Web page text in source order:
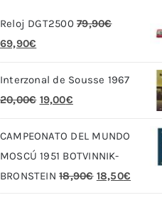
Reloj DGT2500 79,90€
El
original
era:
69,90€
actual
es:
Interzonal de Sousse 1967
20,00€ El
original
era:
20,00€.
19,00€El
actual
es:
19,00€.
CAMPEONATO DEL MUNDO
MOSCÚ 1951 BOTVINNIK-
BRONSTEIN 18,90€ El
18,50€